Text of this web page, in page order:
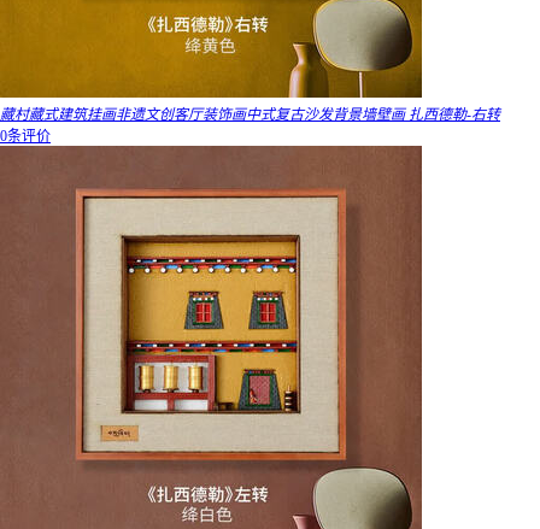
藏村藏式建筑挂画非遗文创客厅装饰画中式复古沙发背景墙壁画 扎西德勒-右转
0条评价